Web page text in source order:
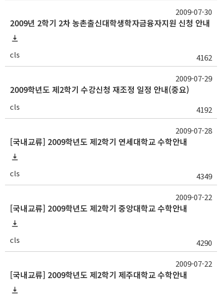
2009년 2학기 2차 농촌출신대학생학자금융자지원 신청 안내
cls 4162
2009-07-30
2009학년도 제2학기 수강신청 재조정 일정 안내(중요)
cls 4192
2009-07-29
[국내교류] 2009학년도 제2학기 연세대학교 수학안내
cls 4349
2009-07-28
[국내교류] 2009학년도 제2학기 중앙대학교 수학안내
cls 4290
2009-07-22
[국내교류] 2009학년도 제2학기 제주대학교 수학안내
2009-07-22